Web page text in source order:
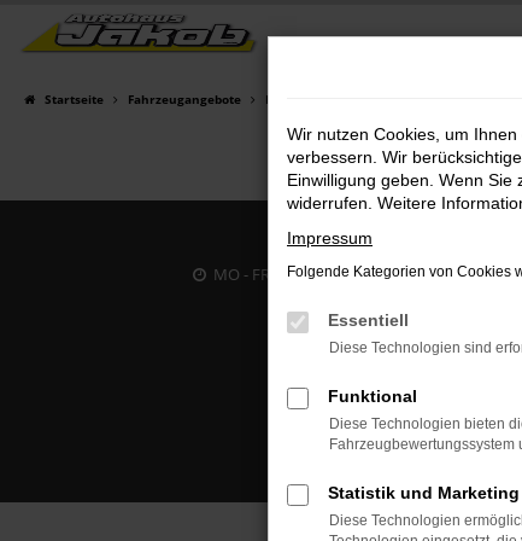
Zum
Hauptinhalt
Startseite Fahrzeugangebote Fahrzeugsuche
MO - FR: 07:00 bis 18:00 Uhr | SA: 09:30 bis
Wir nutzen Cookies, um
verbessern. Wir
Einwilligung geben. Wenn
widerrufen. Weitere
Impressum
Folgende Kategorien von Cookies
Essentiell
Diese Technologien sind
Funktional
Diese Technologien bieten
Statistik und Marketing
Diese Technologien